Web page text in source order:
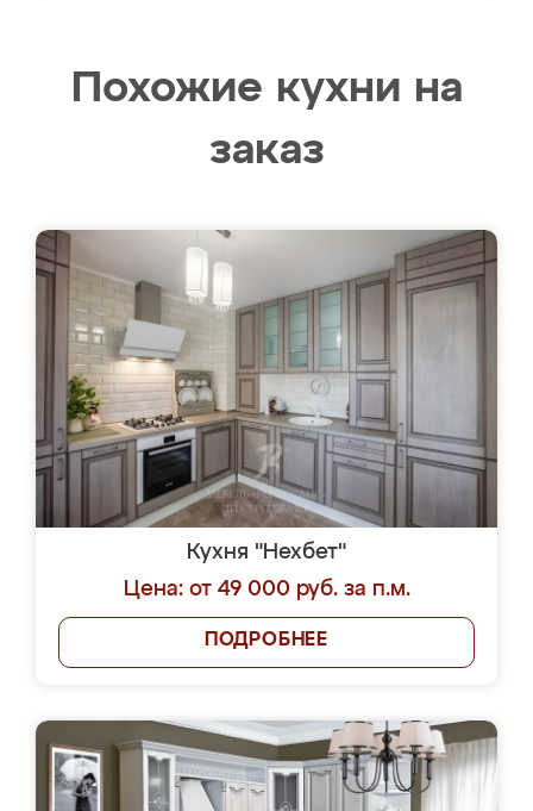
Похожие кухни на
заказ
Кухня "Нехбет"
Цена: от 49 000 руб. за п.м.
ПОДРОБНЕЕ